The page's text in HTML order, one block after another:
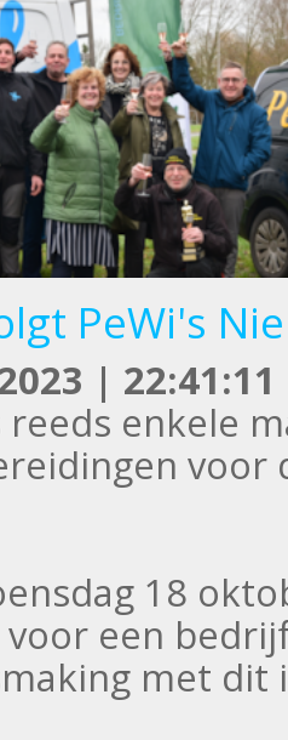
PeWi's
| 22:41:11
reeds enkele
voor
18
een
met dit